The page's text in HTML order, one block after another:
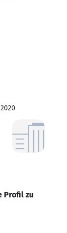
Profil zu